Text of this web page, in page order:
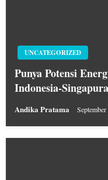
UNCATEGORIZED
Punya Potensi
Indonesia-
Andika Pratama